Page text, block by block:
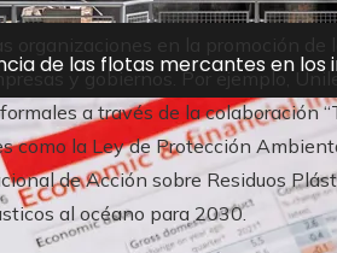
de las flotas mercantes en los
organizaciones en la promoción de
y gobiernos. Por ejemplo,
a través de la colaboración
como la Ley de Protección
de Acción sobre Residuos
al océano para 2030.